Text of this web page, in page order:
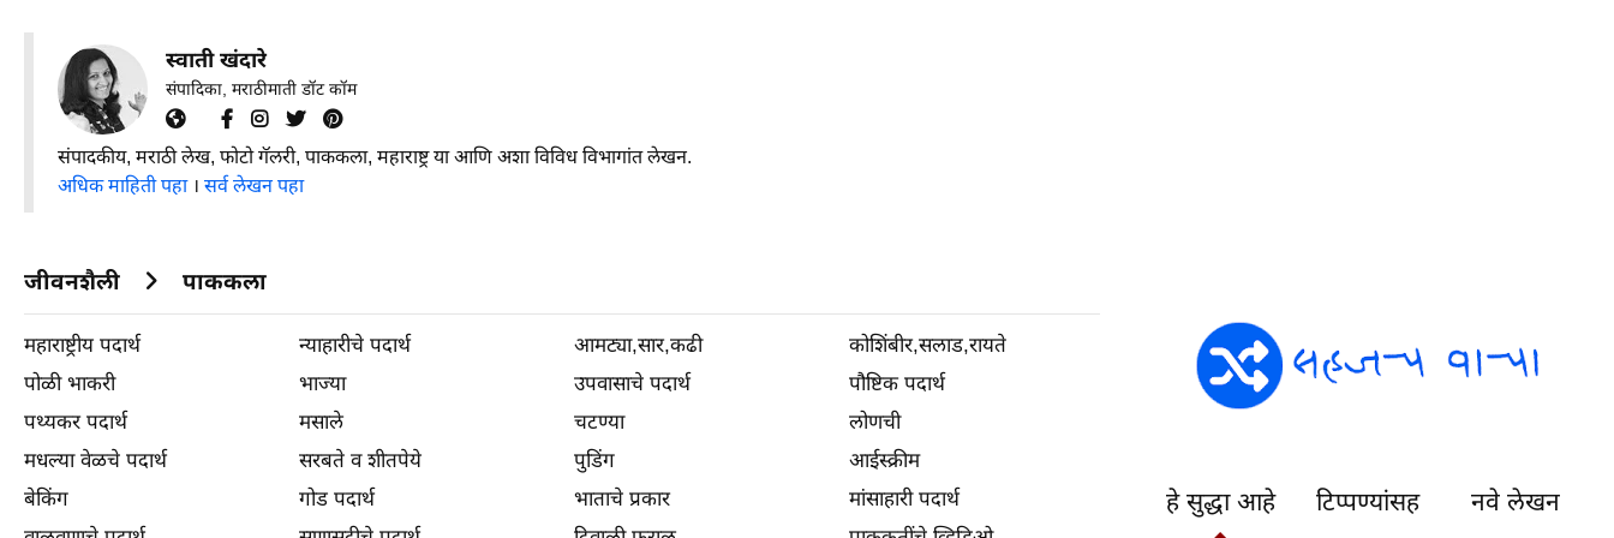
स्वाती खंदारे
संपादिका, मराठीमाती डॉट कॉम
संपादकीय, मराठी लेख, फोटो गॅलरी, पाककला, महाराष्ट्र या आणि अशा विविध विभागांत लेखन.
अधिक माहिती पहा। सर्व लेखन पहा
जीवनशैली पाककला
महाराष्ट्रीय पदार्थ न्याहारीचे पदार्थ आमट्या,सार,कढी
कोशिंबीर,सलाड,रायते
पोळी भाकरी
भाज्या उपवासाचे पदार्थ
पौष्टिक पदार्थ
पथ्यकर पदार्थ
मसाले चटण्या
लोणची
मधल्या वेळचे पदार्थ
सरबते व शीतपेये पुडिंग
आईस्क्रीम
बेकिंग
गोड पदार्थ भाताचे प्रकार
मांसाहारी पदार्थ
हे सुद्धा आहे टिप्पण्यांसह नवे लेखन